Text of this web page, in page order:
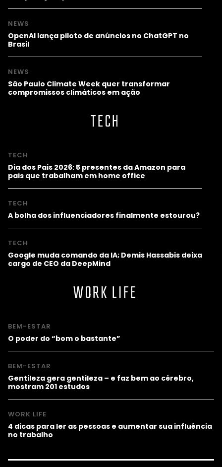
NEWS
OpenAI lança piloto de anúncios no ChatGPT no
Brasil
NEWS
São Paulo Climate Week quer transformar
compromissos climáticos em ação
TECH
TECH
Dia dos Pais 2026: 5 presentes da Amazon para
pais que trabalham em home office
TECH
A bolha dos influenciadores finalmente estourou?
TECH
Google muda comando da IA; Demis Hassabis deixa
cargo de CEO da DeepMind
WORK LIFE
BEM-ESTAR
O poder do “bom o bastante”
BEM-ESTAR
Gentileza gera gentileza – e faz bem ao cérebro,
mostram 201 estudos
WORK LIFE
4 dicas para ler as pessoas e aumentar sua influência
no trabalho